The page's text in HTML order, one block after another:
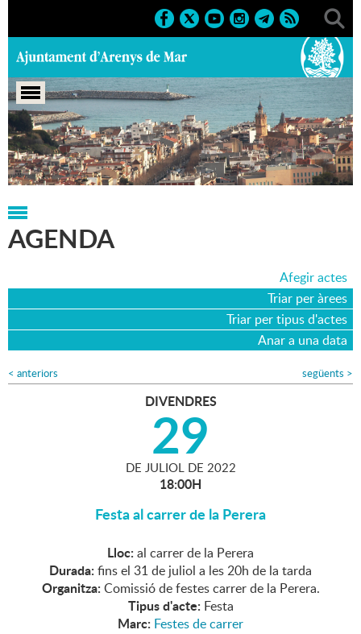
Portada > Agenda > 29-07-2022
AGENDA
Afegir actes
Triar per àrees
Triar per tipus d'actes
Anar a una data
< anteriors següents >
DIVENDRES
29
DE JULIOL DE 2022
18:00H
Festa al carrer de la Perera
Lloc: al carrer de la Perera
Durada: fins el 31 de juliol a les 20h de la tarda
Organitza: Comissió de festes carrer de la Perera.
Tipus d'acte: Festa
Marc: Festes de carrer